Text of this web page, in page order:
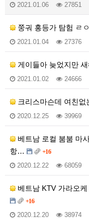
2021.01.06 27851
쭝궈 홍등가 탐험 ㄹ
2021.01.04 27376
게이들아 늦었지만
2021.01.02 24666
크리스마슨데 여친없
2020.12.25 39969
베트남 로컬 붐붐 마
항…
+16
2020.12.22 68059
베트남 KTV 가라오
+16
2020.12.20 38974